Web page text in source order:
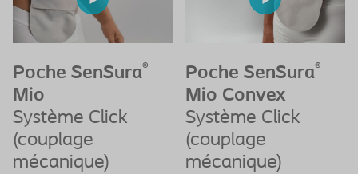
Poche SenSura®
Mio
Système Click
(couplage
mécanique)
Poche SenSura®
Mio Convex
Système Click
(couplage
mécanique)